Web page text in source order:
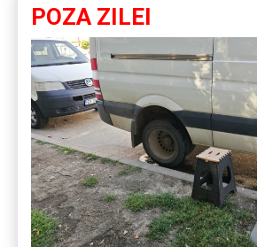
POZA ZILEI